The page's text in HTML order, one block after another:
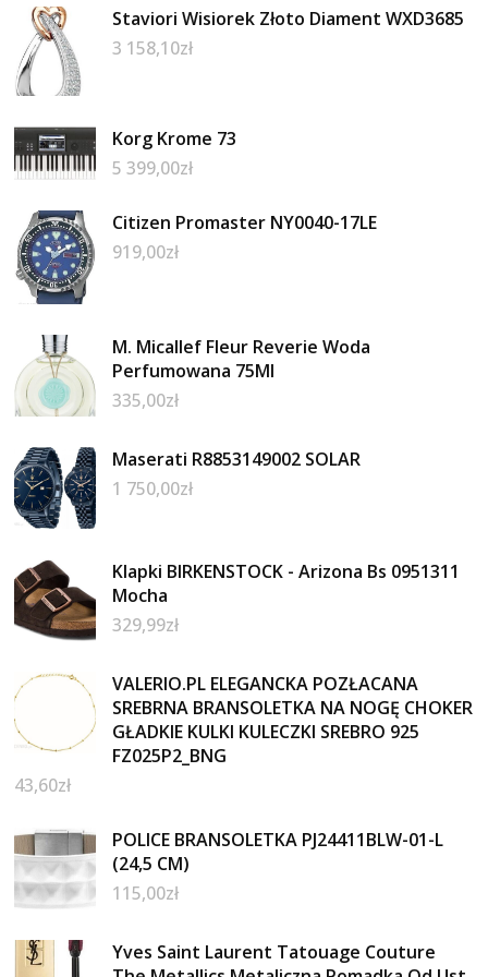
Staviori Wisiorek Złoto Diament WXD3685
3 158,10zł
Korg Krome 73
5 399,00zł
Citizen Promaster NY0040-17LE
919,00zł
M. Micallef Fleur Reverie Woda
Perfumowana 75Ml
335,00zł
Maserati R8853149002 SOLAR
1 750,00zł
Klapki BIRKENSTOCK - Arizona Bs 0951311
Mocha
329,99zł
VALERIO.PL ELEGANCKA POZŁACANA
SREBRNA BRANSOLETKA NA NOGĘ CHOKER
GŁADKIE KULKI KULECZKI SREBRO 925
FZ025P2_BNG
43,60zł
POLICE BRANSOLETKA PJ24411BLW-01-L
(24,5 CM)
115,00zł
Yves Saint Laurent Tatouage Couture